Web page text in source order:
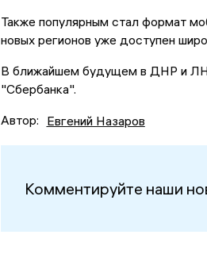
Также популярным стал формат
новых регионов уже доступен
В ближайшем будущем в ДНР и
"Сбербанка".
Автор: Евгений Назаров
Комментируйте наши